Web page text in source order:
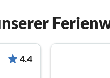
4.4